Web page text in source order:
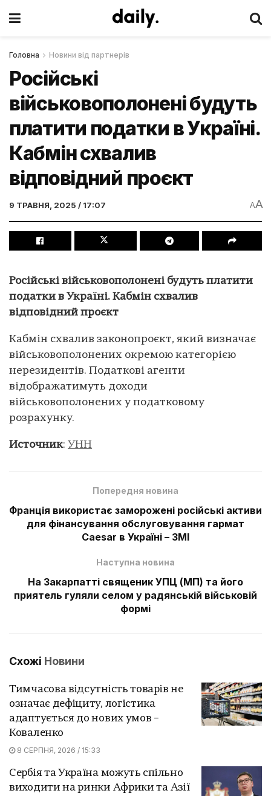
Головна Новини від партнерів
Російські
військовополонені будуть
платити податки в Україні.
Кабмін схвалив
відповідний проєкт
9 ТРАВНЯ, 2025 / 17:07 AA
Російські військовополонені будуть платити
податки в Україні. Кабмін схвалив
відповідний проєкт
Кабмін схвалив законопроєкт, який визначає
військовополонених окремою категорією
нерезидентів. Податкові агенти
відображатимуть доходи
військовополонених у податковому
розрахунку.
Источник: УНН
Попередня новина
Франція використає заморожені російські активи
для фінансування обслуговування гармат
Caesar в Україні – ЗМІ
Наступна новина
На Закарпатті священик УПЦ (МП) та його
приятель гуляли селом у радянській військовій
формі
Схожі Новини
Тимчасова відсутність товарів не
означає дефіциту, логістика
адаптується до нових умов –
Коваленко
8 СЕРПНЯ, 2026 / 15:33
Сербія та Україна можуть спільно
виходити на ринки Африки та Азії